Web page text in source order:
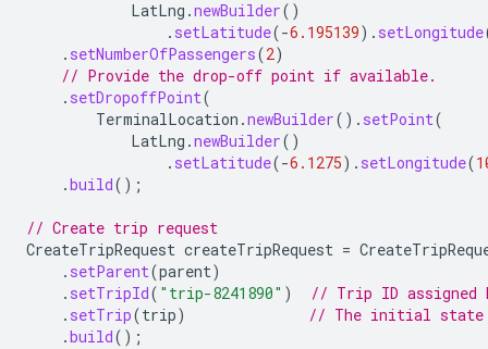
LatLng .newBuilder()
. setLatitude(-6.195139). setLongitude
. setNumberOfPassengers(2)
// Provide the drop-off point if available.
. setDropoffPoint(
TerminalLocation .newBuilder(). setPoint(
LatLng .newBuilder()
. setLatitude(-6.1275). setLongitude(
.build();
// Create trip request
CreateTripRequest createTripRequest =
. setParent(parent)
. setTripId( "trip-8241890" )
// Trip ID assigned
. setTrip(trip)
// The initial state
.build();